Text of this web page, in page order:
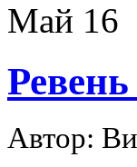
Май 16
Автор: